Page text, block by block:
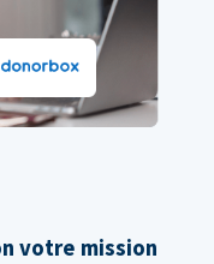
votre mission